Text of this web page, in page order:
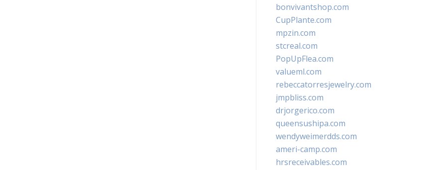
bonvivantshop.com
CupPlante.com
mpzin.com
stcreal.com
PopUpFlea.com
valueml.com
rebeccatorresjewelry.com
jmpbliss.com
drjorgerico.com
queensushipa.com
wendyweimerdds.com
ameri-camp.com
hrsreceivables.com